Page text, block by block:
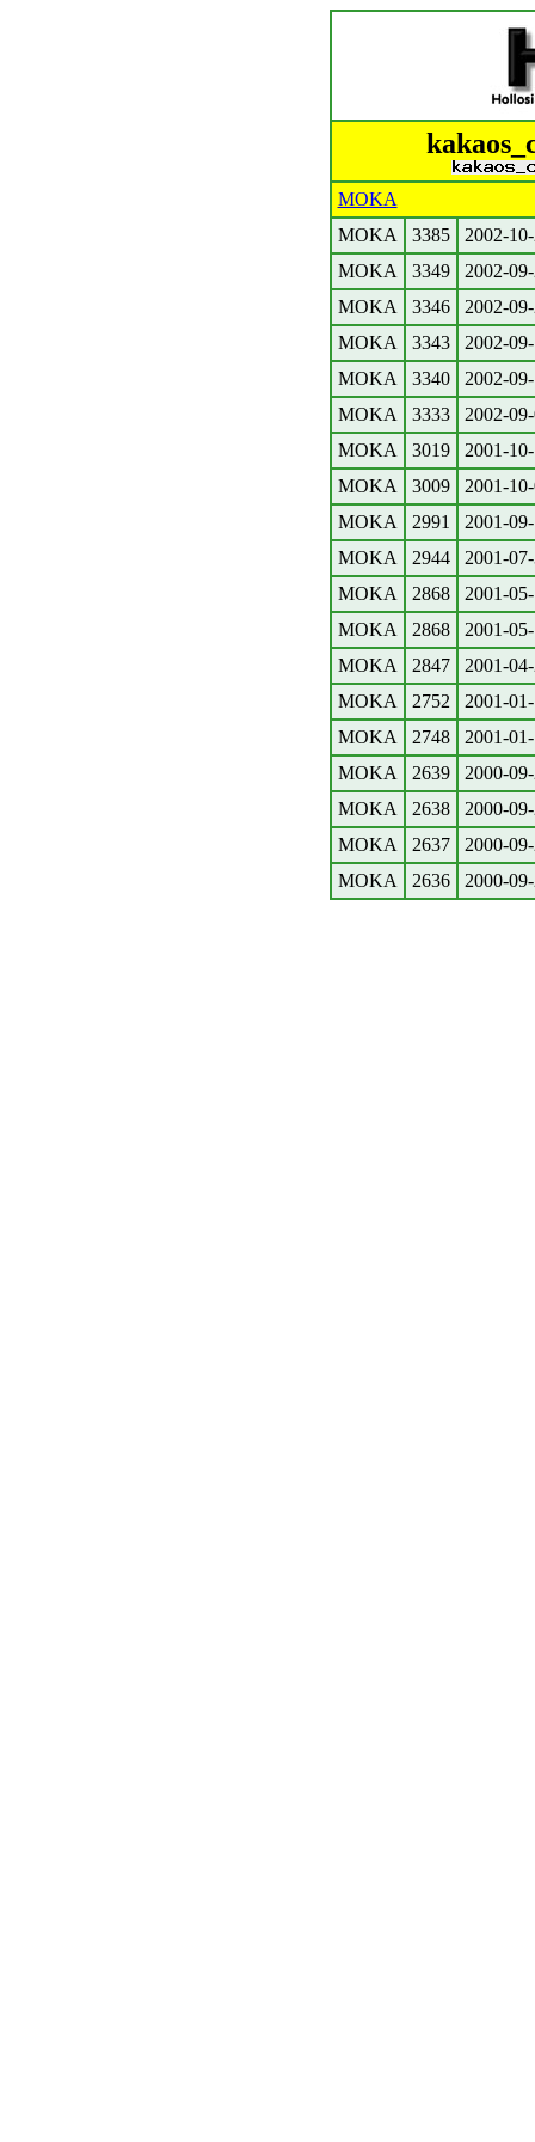
MOKA
MOKA
3385
2002-
MOKA
3349
2002-
MOKA
3346
2002-
MOKA
3343
2002-
MOKA
3340
2002-
MOKA
3333
2002-
MOKA
3019
2001-
MOKA
3009
2001-
MOKA
2991
2001-
MOKA
2944
2001-
MOKA
2868
2001-
MOKA
2868
2001-
MOKA
2847
2001-
MOKA
2752
2001-
MOKA
2748
2001-
MOKA
2639
2000-
MOKA
2638
2000-
MOKA
2637
2000-
MOKA
2636 2000-